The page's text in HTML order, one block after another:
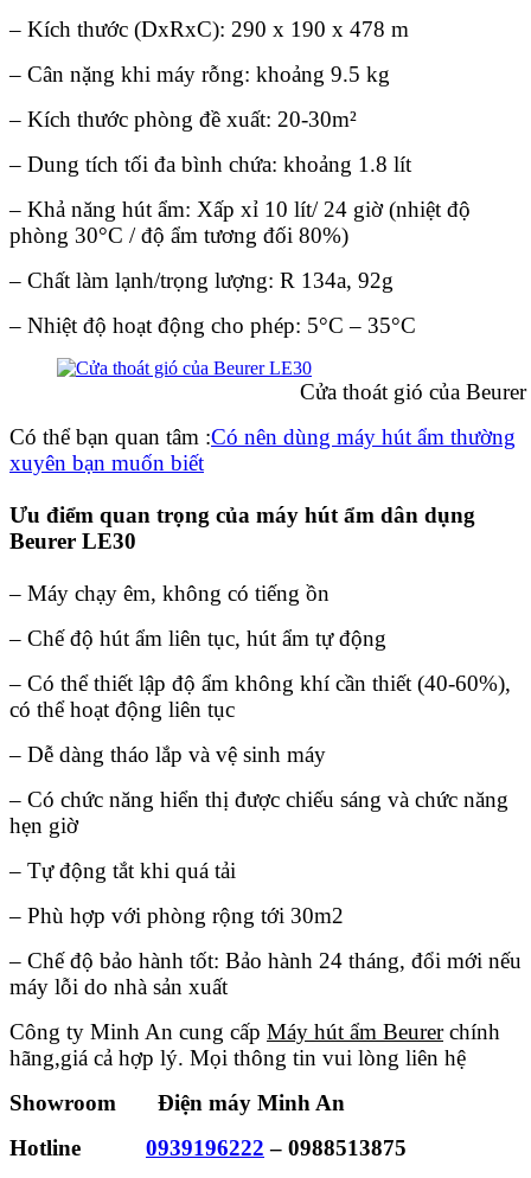
– Kích thước (DxRxC): 290 x 190 x 478 m
– Cân nặng khi máy rỗng: khoảng 9.5 kg
– Kích thước phòng đề xuất: 20-30m²
– Dung tích tối đa bình chứa: khoảng 1.8 lít
– Khả năng hút ẩm: Xấp xỉ 10 lít/ 24 giờ (nhiệt độ
phòng 30°C / độ ẩm tương đối 80%)
– Chất làm lạnh/trọng lượng: R 134a, 92g
– Nhiệt độ hoạt động cho phép: 5°C – 35°C
Cửa thoát gió của Beurer
Có thể bạn quan tâm :Có nên dùng máy hút ẩm thường
xuyên bạn muốn biết
Ưu điểm quan trọng của máy hút ẩm dân dụng
Beurer LE30
– Máy chạy êm, không có tiếng ồn
– Chế độ hút ẩm liên tục, hút ẩm tự động
– Có thể thiết lập độ ẩm không khí cần thiết (40-60%),
có thể hoạt động liên tục
– Dễ dàng tháo lắp và vệ sinh máy
– Có chức năng hiển thị được chiếu sáng và chức năng
hẹn giờ
– Tự động tắt khi quá tải
– Phù hợp với phòng rộng tới 30m2
– Chế độ bảo hành tốt: Bảo hành 24 tháng, đổi mới nếu
máy lỗi do nhà sản xuất
Công ty Minh An cung cấp Máy hút ẩm Beurerchính
hãng,giá cả hợp lý. Mọi thông tin vui lòng liên hệ
Showroom Điện máy Minh An
Hotline 0939196222 – 0988513875